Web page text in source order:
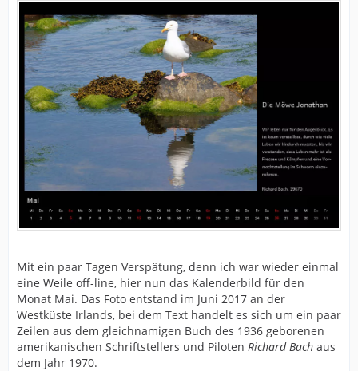
Mit ein paar Tagen Verspätung, denn ich war wieder einmal
eine Weile off-line, hier nun das Kalenderbild für den
Monat Mai. Das Foto entstand im Juni 2017 an der
Westküste Irlands, bei dem Text handelt es sich um ein paar
Zeilen aus dem gleichnamigen Buch des 1936 geborenen
amerikanischen Schriftstellers und Piloten Richard Bach aus
dem Jahr 1970.